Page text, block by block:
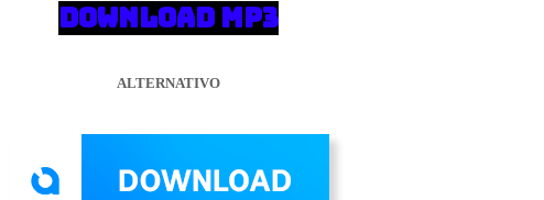
DOWNLOAD MP3
ALTERNATIVO